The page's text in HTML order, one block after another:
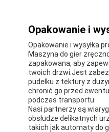
Opakowanie i
Opakowanie i wysyłka
Maszyna do gier
zapakowana, aby
twoich drzwi.Jest
pudełku z tektury z
chronić go przed
podczas transportu.
Nasi partnerzy są
obsłudze delikatnych
takich jak automaty do